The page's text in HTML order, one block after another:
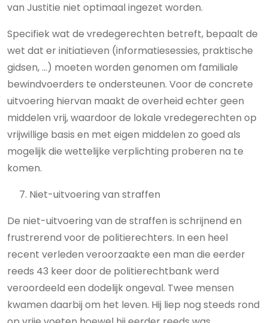
van Justitie niet optimaal ingezet worden.
Specifiek wat de vredegerechten betreft, bepaalt de
wet dat er initiatieven (informatiesessies, praktische
gidsen, …) moeten worden genomen om familiale
bewindvoerders te ondersteunen. Voor de concrete
uitvoering hiervan maakt de overheid echter geen
middelen vrij, waardoor de lokale vredegerechten op
vrijwillige basis en met eigen middelen zo goed als
mogelijk die wettelijke verplichting proberen na te
komen.
7. Niet-uitvoering van straffen
De niet-uitvoering van de straffen is schrijnend en
frustrerend voor de politierechters. In een heel
recent verleden veroorzaakte een man die eerder
reeds 43 keer door de politierechtbank werd
veroordeeld een dodelijk ongeval. Twee mensen
kwamen daarbij om het leven. Hij liep nog steeds rond